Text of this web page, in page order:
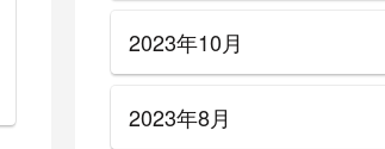
2023年10月
2023年8月